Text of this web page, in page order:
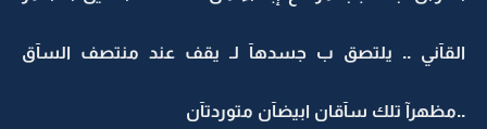
القآني .. يلتصق ب جسدهآ لـ يقف عند منتصف السآق
..مظهرآ تلك سآقان ابيضآن متوردتآن